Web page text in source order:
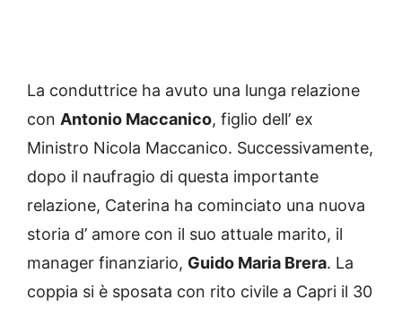
La conduttrice ha avuto una lunga relazione
con Antonio Maccanico, figlio dell’ ex
Ministro Nicola Maccanico. Successivamente,
dopo il naufragio di questa importante
relazione, Caterina ha cominciato una nuova
storia d’ amore con il suo attuale marito, il
manager finanziario, Guido Maria Brera. La
coppia si è sposata con rito civile a Capri il 30